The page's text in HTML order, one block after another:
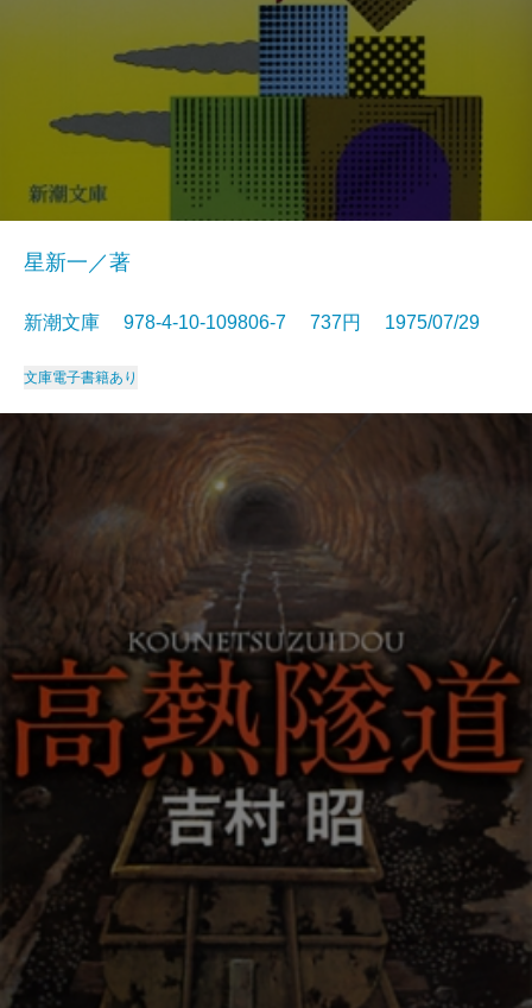
星新一／著
新潮文庫 978-4-10-109806-7 737円 1975/07/29
文庫電子書籍あり